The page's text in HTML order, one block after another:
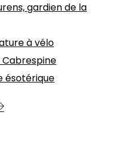
gardien de la
à vélo
Cabrespine
ésotérique